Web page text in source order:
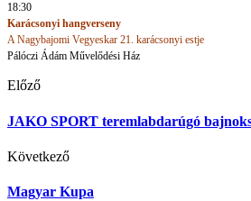
18:30
Karácsonyi hangverseny
A Nagybajomi Vegyeskar 21. karácsonyi estje
Pálóczi Ádám Művelődési Ház
Előző
JAKO SPORT teremlabdarúgó
Következő
Magyar Kupa